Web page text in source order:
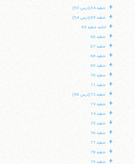
+ خطبه 64 (درس 93)
+ خطبه 65 (درس 94)
+ ادامه خطبه 65
+ خطبه 66
+ خطبه 67
+ خطبه 68
+ خطبه 69
+ خطبه 70
+ خطبه 71
+ خطبه 72 (درس 98)
+ خطبه 73
+ خطبه 74
+ خطبه 75
+ خطبه 76
+ خطبه 77
+ خطبه 78
+ خطبه 79